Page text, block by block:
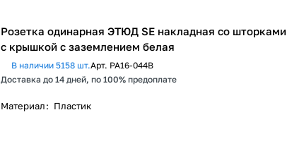
Розетка одинарная ЭТЮД SE накладная со шторками
c крышкой с заземлением белая
В наличии 5158 шт.Арт. PA16-044B
Доставка до 14 дней, по 100% предоплате
Материал: Пластик